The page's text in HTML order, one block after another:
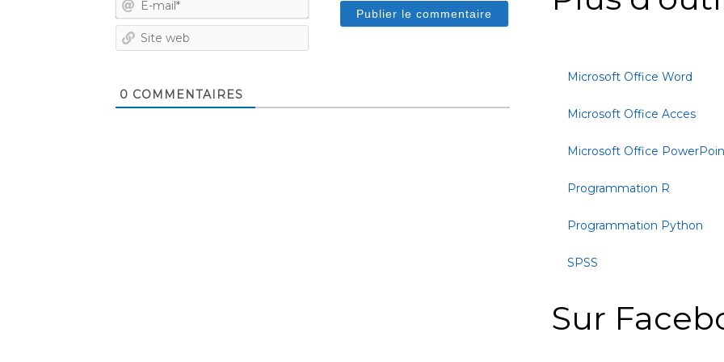
mail*
0 COMMENTAIRES
Microsoft Office Word
Microsoft Office Acces
Microsoft Office
Programmation R
Programmation Python
SPSS
Sur